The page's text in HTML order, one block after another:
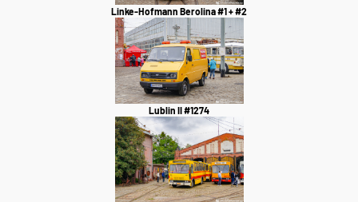
Linke-Hofmann Berolina #1 + #2
Lublin II #1274